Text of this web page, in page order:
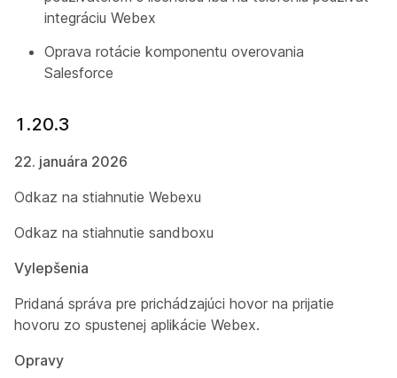
integráciu Webex
Oprava rotácie komponentu overovania
Salesforce
1.20.3
22. januára 2026
Odkaz na stiahnutie Webexu
Odkaz na stiahnutie sandboxu
Vylepšenia
Pridaná správa pre prichádzajúci hovor na prijatie
hovoru zo spustenej aplikácie Webex.
Opravy